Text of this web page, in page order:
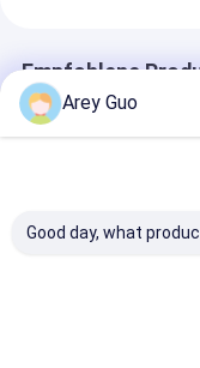
Empfohlene
Arey Guo
Good day, what